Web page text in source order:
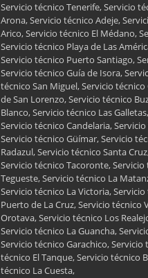
Servicio técnico Tenerife, Servicio
Arona, Servicio técnico Adeje,
Arico, Servicio técnico El Médano,
Servicio técnico Playa de Las
Servicio técnico Puerto Santiago,
Servicio técnico Guía de Isora,
técnico San Miguel, Servicio
de San Lorenzo, Servicio técnico
Blanco, Servicio técnico Las
Servicio técnico Candelaria,
Servicio técnico Güímar, Servicio
Radazul, Servicio técnico Santa
Servicio técnico Tacoronte, Servicio
Tegueste, Servicio técnico La
Servicio técnico La Victoria,
Puerto de La Cruz, Servicio técnico
Orotava, Servicio técnico Los
Servicio técnico La Guancha,
Servicio técnico Garachico,
técnico El Tanque, Servicio técnico
técnico La Cuesta,